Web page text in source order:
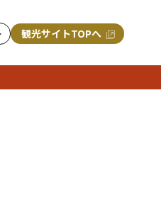
観光サイトTOPへ